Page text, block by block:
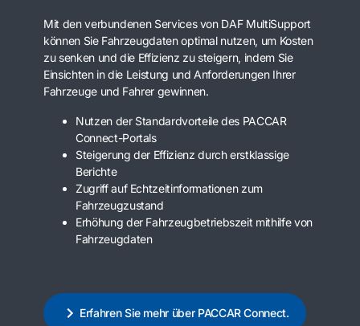
Mit den verbundenen Services von DAF MultiSupport
können Sie Fahrzeugdaten optimal nutzen, um Kosten
zu senken und die Effizienz zu steigern, indem Sie
Einsichten in die Leistung und Anforderungen Ihrer
Fahrzeuge und Fahrer gewinnen.
Nutzen der Standardvorteile des PACCAR
Connect-Portals
Steigerung der Effizienz durch erstklassige
Berichte
Zugriff auf Echtzeitinformationen zum
Fahrzeugzustand
Erhöhung der Fahrzeugbetriebszeit mithilfe von
Fahrzeugdaten
Erfahren Sie mehr über PACCAR Connect.